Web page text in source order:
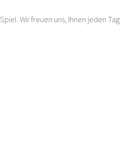
Wir freuen uns, Ihnen jeden Tag